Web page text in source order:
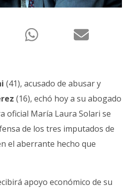
(41), acusado de abusar y
(16), echó hoy a su abogado
oficial María Laura Solari se
de los tres imputados de
el aberrante hecho que
apoyo económico de su